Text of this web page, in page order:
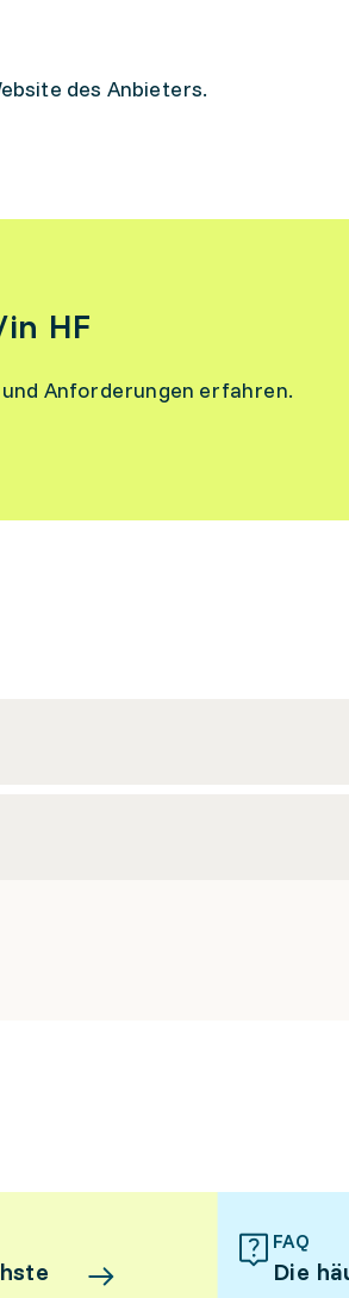
des Anbieters.
HF
Anforderungen erfahren.
FAQ
Die